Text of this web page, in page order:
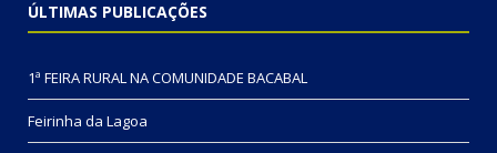
ÚLTIMAS PUBLICAÇÕES
1ª FEIRA RURAL NA COMUNIDADE BACABAL
Feirinha da Lagoa